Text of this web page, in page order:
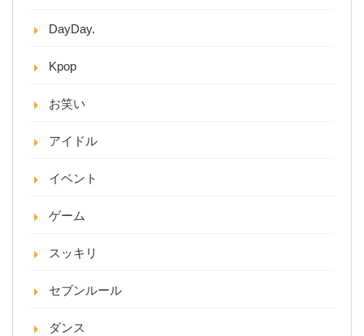
DayDay.
Kpop
お笑い
アイドル
イベント
ゲーム
スッキリ
セブンルール
ダンス